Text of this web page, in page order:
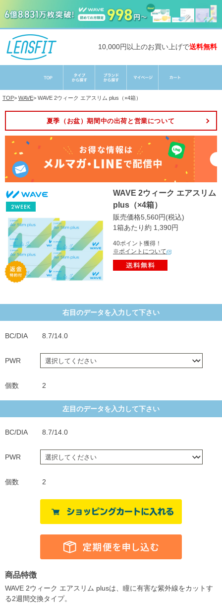
10,000円以上のお買い上げで送料無料
TOP> WAVE> WAVE 2ウィーク エアスリム plus（×4箱）
夏季（お盆）期間中の出荷と営業について
WAVE 2ウィーク エアスリム
plus（×4箱）
販売価格5,560円(税込)
1箱あたり約 1,390円
40ポイント獲得！
※ポイントについて
右目のデータを入力して下さい
BC/DIA 8.7/14.0
PWR
個数 2
左目のデータを入力して下さい
BC/DIA 8.7/14.0
PWR
個数 2
商品特徴
WAVE 2ウィーク エアスリム plusは、瞳に有害な紫外線をカットす
る2週間交換タイプ。